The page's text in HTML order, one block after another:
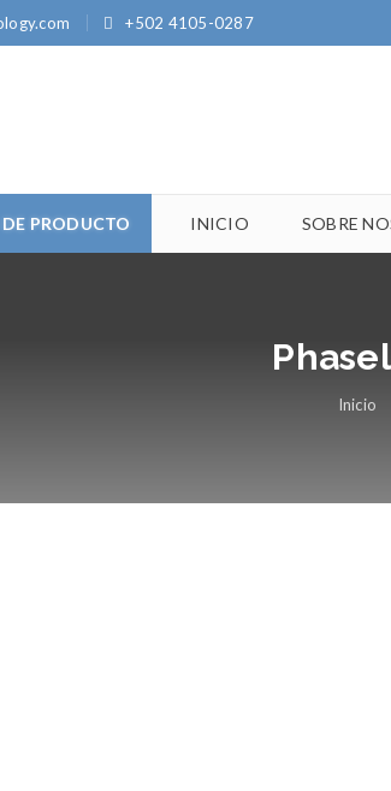
+502 4105-0287
PRODUCTO INICIO SOBRE
Inicio